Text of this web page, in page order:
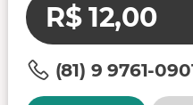
R$ 12,00
(81) 9 9761-